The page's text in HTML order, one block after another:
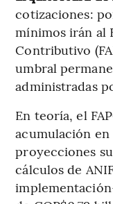
cotizaciones:
mínimos irán al
Contributivo
umbral
administradas
En teoría, el
acumulación en
proyecciones
cálculos de